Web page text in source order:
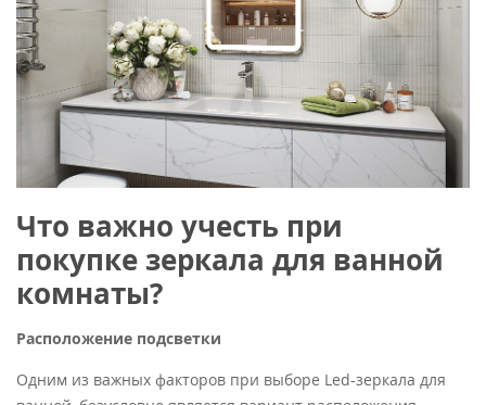
Что важно учесть при
покупке зеркала для ванной
комнаты?
Расположение подсветки
Одним из важных факторов при выборе Led-зеркала для